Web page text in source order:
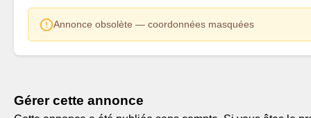
Annonce obsolète — coordonnées masquées
Gérer cette annonce